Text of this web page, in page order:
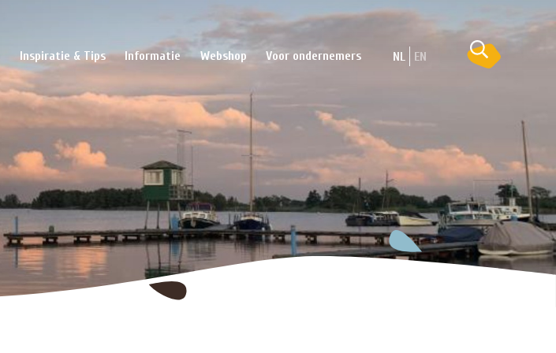
Inspiratie & Tips Informatie Webshop Voor ondernemers NL EN